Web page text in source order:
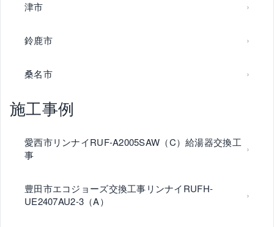
津市
鈴鹿市
桑名市
施工事例
愛西市リンナイRUF-A2005SAW（C）給湯器交換工
事
豊田市エコジョーズ交換工事リンナイRUFH-
UE2407AU2-3（A）